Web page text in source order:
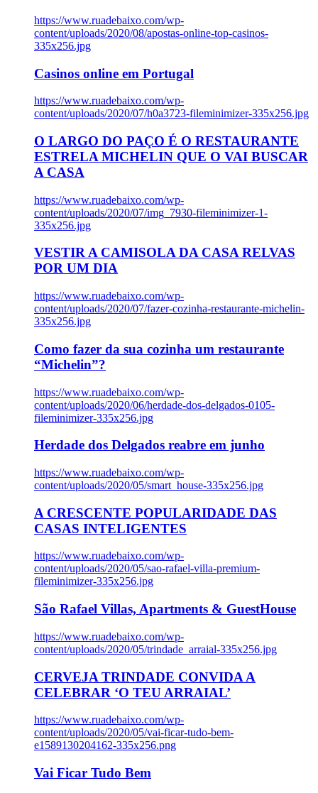
https://www.ruadebaixo.com/wp-
content/uploads/2020/08/apostas-online-top-casinos-
335x256.jpg
Casinos online em Portugal
https://www.ruadebaixo.com/wp-
content/uploads/2020/07/h0a3723-fileminimizer-335x256.jpg
O LARGO DO PAÇO É O RESTAURANTE
ESTRELA MICHELIN QUE O VAI BUSCAR
A CASA
https://www.ruadebaixo.com/wp-
content/uploads/2020/07/img_7930-fileminimizer-1-
335x256.jpg
VESTIR A CAMISOLA DA CASA RELVAS
POR UM DIA
https://www.ruadebaixo.com/wp-
content/uploads/2020/07/fazer-cozinha-restaurante-michelin-
335x256.jpg
Como fazer da sua cozinha um restaurante
“Michelin”?
https://www.ruadebaixo.com/wp-
content/uploads/2020/06/herdade-dos-delgados-0105-
fileminimizer-335x256.jpg
Herdade dos Delgados reabre em junho
https://www.ruadebaixo.com/wp-
content/uploads/2020/05/smart_house-335x256.jpg
A CRESCENTE POPULARIDADE DAS
CASAS INTELIGENTES
https://www.ruadebaixo.com/wp-
content/uploads/2020/05/sao-rafael-villa-premium-
fileminimizer-335x256.jpg
São Rafael Villas, Apartments & GuestHouse
https://www.ruadebaixo.com/wp-
content/uploads/2020/05/trindade_arraial-335x256.jpg
CERVEJA TRINDADE CONVIDA A
CELEBRAR ‘O TEU ARRAIAL’
https://www.ruadebaixo.com/wp-
content/uploads/2020/05/vai-ficar-tudo-bem-
e1589130204162-335x256.png
Vai Ficar Tudo Bem